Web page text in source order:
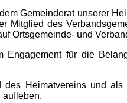
Gemeinderat unserer
Mitglied des
Ortsgemeinde- und
Engagement für die
Heimatvereins und
aufleben.